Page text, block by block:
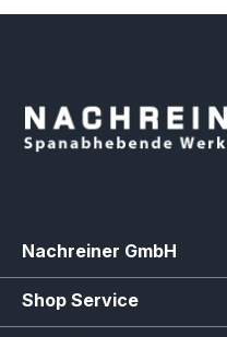
Nachreiner GmbH
Shop Service